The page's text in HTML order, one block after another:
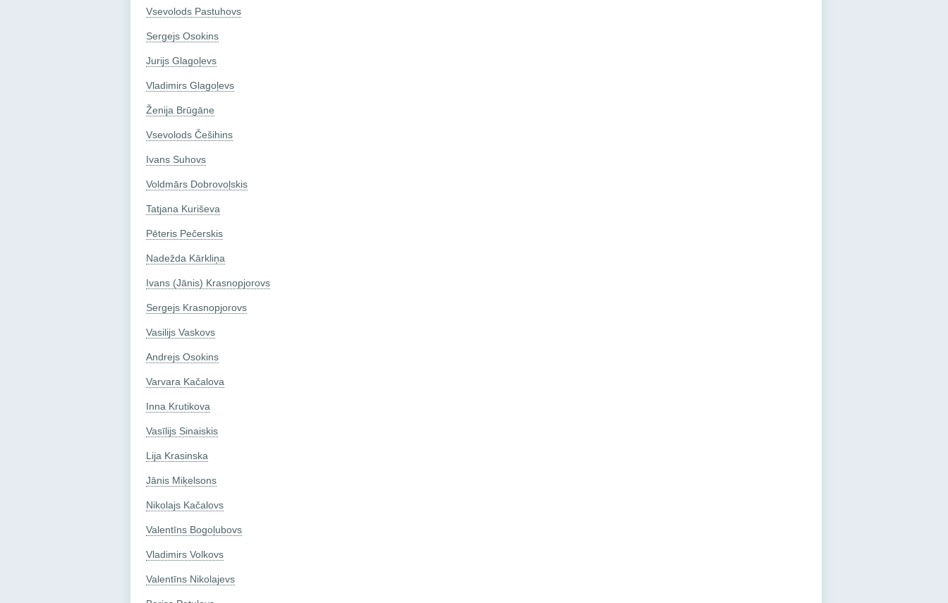
Vsevolods Pastuhovs
Sergejs Osokins
Jurijs Glagoļevs
Vladimirs Glagoļevs
Ženija Brūgāne
Vsevolods Češihins
Ivans Suhovs
Voldmārs Dobrovoļskis
Tatjana Kuriševa
Pēteris Pečerskis
Nadežda Kārkliņa
Ivans (Jānis) Krasnopjorovs
Sergejs Krasnopjorovs
Vasilijs Vaskovs
Andrejs Osokins
Varvara Kačalova
Inna Krutikova
Vasīlijs Sinaiskis
Lija Krasinska
Jānis Miķelsons
Nikolajs Kačalovs
Valentīns Bogoļubovs
Vladimirs Volkovs
Valentīns Nikolajevs